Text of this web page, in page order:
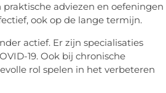
adviezen en oefeningen
ook op de lange termijn.
actief. Er zijn specialisaties
19. Ook bij chronische
rol spelen in het verbeteren